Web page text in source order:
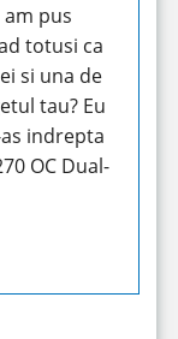
pus
totusi ca
si una de
tau? Eu
indrepta
OC Dual-